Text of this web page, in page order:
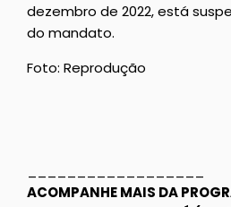
dezembro de 2022, está
do mandato.
Foto: Reprodução
ACOMPANHE MAIS DA